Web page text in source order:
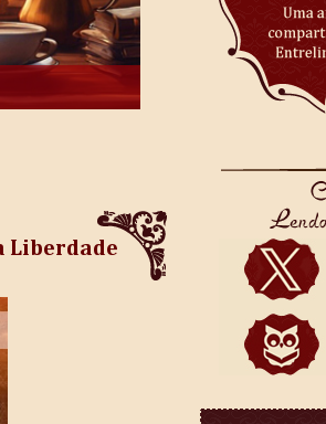
Liberdade